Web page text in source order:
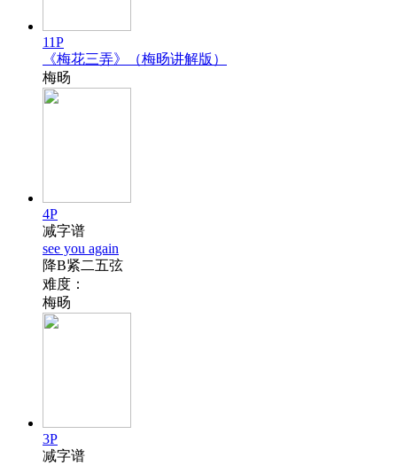
11P
《梅花三弄》（梅旸讲解版）
梅旸
4P
减字谱
see you again
降B紧二五弦
难度：
梅旸
3P
减字谱